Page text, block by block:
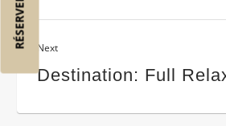
Next
Destination: Full